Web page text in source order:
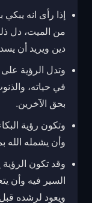
إذا رأى انه
من الميت، دل
دين ويريد أن
وتدل الرؤية على
في حياته،
بحق الآخرين.
وتكون رؤية
وأن يشمله الله
وقد تكون
السير فيه وأن
ويعود لرشده